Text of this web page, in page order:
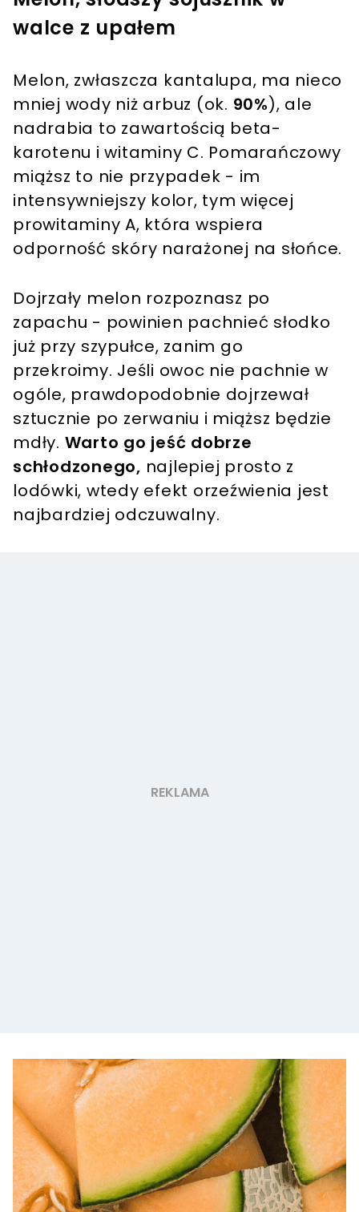
walce z upałem
Melon, zwłaszcza kantalupa, ma nieco
mniej wody niż arbuz (ok. 90%), ale
nadrabia to zawartością beta-
karotenu i witaminy C. Pomarańczowy
miąższ to nie przypadek - im
intensywniejszy kolor, tym więcej
prowitaminy A, która wspiera
odporność skóry narażonej na słońce.
Dojrzały melon rozpoznasz po
zapachu - powinien pachnieć słodko
już przy szypułce, zanim go
przekroimy. Jeśli owoc nie pachnie w
ogóle, prawdopodobnie dojrzewał
sztucznie po zerwaniu i miąższ będzie
mdły. Warto go jeść dobrze
schłodzonego, najlepiej prosto z
lodówki, wtedy efekt orzeźwienia jest
najbardziej odczuwalny.